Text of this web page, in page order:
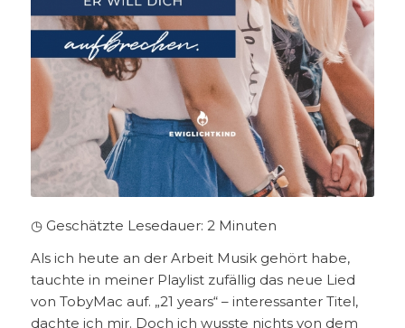
◷ Geschätzte Lesedauer: 2 Minuten
Als ich heute an der Arbeit Musik gehört habe,
tauchte in meiner Playlist zufällig das neue Lied
von TobyMac auf. „21 years“ – interessanter Titel,
dachte ich mir. Doch ich wusste nichts von dem